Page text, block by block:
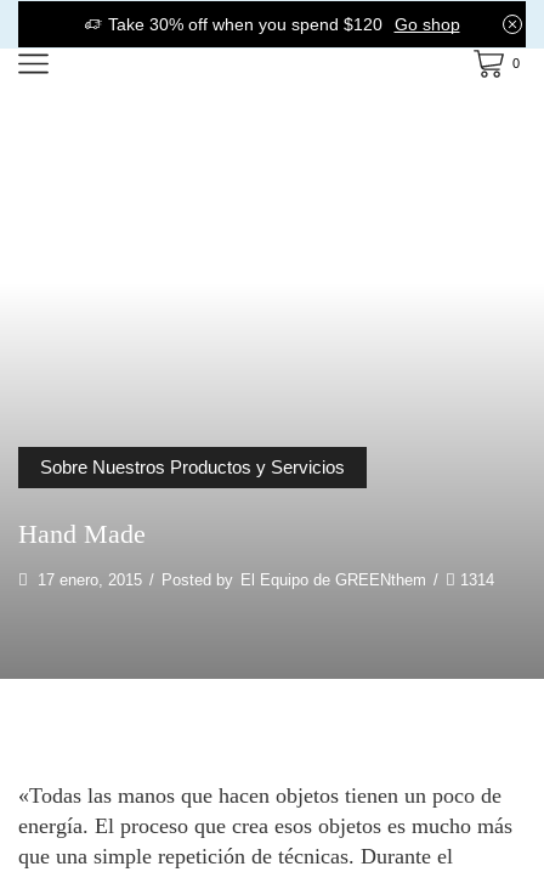
Take 30% off when you spend $120 Go shop
0
Sobre Nuestros Productos y Servicios
Hand Made
17 enero, 2015 / Posted by El Equipo de GREENthem / 1314
«Todas las manos que hacen objetos tienen un poco de
energía. El proceso que crea esos objetos es mucho más
que una simple repetición de técnicas. Durante el